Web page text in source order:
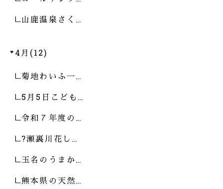
山鹿温泉さく…
4月(12)
菊地わいふ一…
5月5日こども…
令和７年度の…
?瀬裏川花し…
玉名のうまか…
熊本県の天然…